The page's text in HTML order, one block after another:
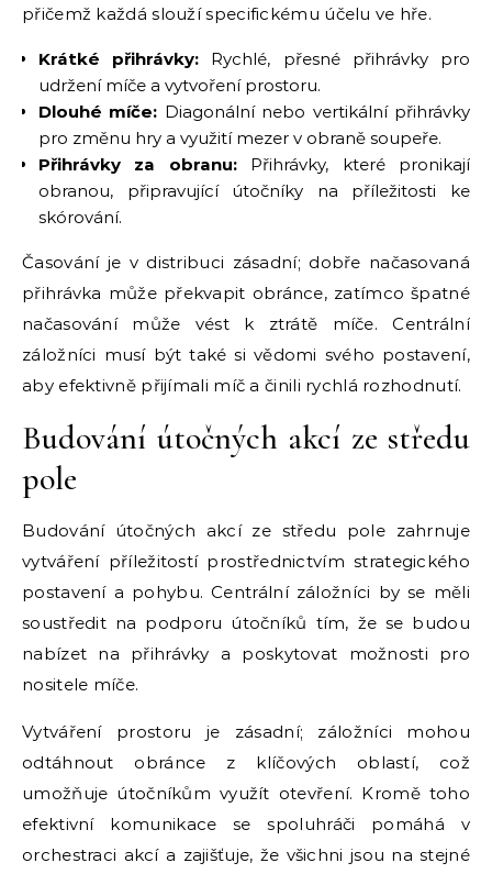
přičemž každá slouží specifickému účelu ve hře.
Krátké přihrávky: Rychlé, přesné přihrávky pro
udržení míče a vytvoření prostoru.
Dlouhé míče: Diagonální nebo vertikální přihrávky
pro změnu hry a využití mezer v obraně soupeře.
Přihrávky za obranu:Přihrávky, které pronikají
obranou, připravující útočníky na příležitosti ke
skórování.
Časování je v distribuci zásadní; dobře načasovaná
přihrávka může překvapit obránce, zatímco špatné
načasování může vést k ztrátě míče. Centrální
záložníci musí být také si vědomi svého postavení,
aby efektivně přijímali míč a činili rychlá rozhodnutí.
Budování útočných akcí ze středu
pole
Budování útočných akcí ze středu pole zahrnuje
vytváření příležitostí prostřednictvím strategického
postavení a pohybu. Centrální záložníci by se měli
soustředit na podporu útočníků tím, že se budou
nabízet na přihrávky a poskytovat možnosti pro
nositele míče.
Vytváření prostoru je zásadní; záložníci mohou
odtáhnout obránce z klíčových oblastí, což
umožňuje útočníkům využít otevření. Kromě toho
efektivní komunikace se spoluhráči pomáhá v
orchestraci akcí a zajišťuje, že všichni jsou na stejné